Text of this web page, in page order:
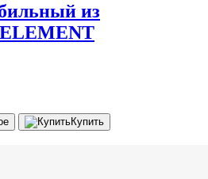
из
Купить